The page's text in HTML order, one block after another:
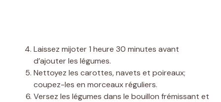
Laissez mijoter 1 heure 30 minutes avant
d’ajouter les légumes.
Nettoyez les carottes, navets et poireaux;
coupez-les en morceaux réguliers.
Versez les légumes dans le bouillon frémissant et